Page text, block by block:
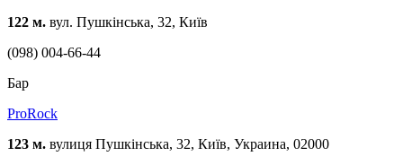
122 м. вул. Пушкінська, 32, Київ
(098) 004-66-44
Бар
ProRock
123 м. вулиця Пушкінська, 32, Київ, Украина, 02000